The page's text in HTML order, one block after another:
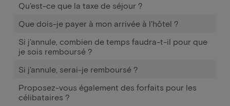
Qu'est-ce que la taxe de séjour ?
Que dois-je payer à mon arrivée à l'hôtel ?
Si j'annule, combien de temps faudra-t-il pour que
je sois remboursé ?
Si j'annule, serai-je remboursé ?
Proposez-vous également des forfaits pour les
célibataires ?